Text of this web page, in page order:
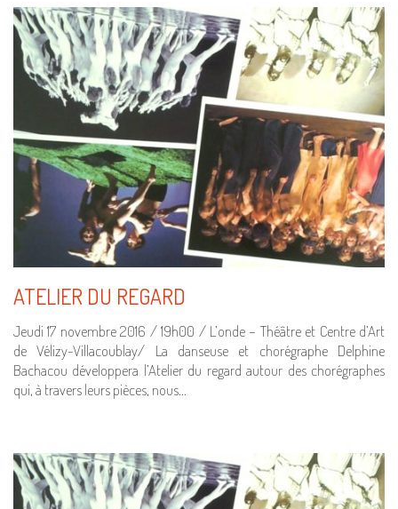
ATELIER DU REGARD
Jeudi 17 novembre 2016 / 19h00 / L’onde – Théâtre et Centre d’Art
de Vélizy-Villacoublay/ La danseuse et chorégraphe Delphine
Bachacou développera l’Atelier du regard autour des chorégraphes
qui, à travers leurs pièces, nous…